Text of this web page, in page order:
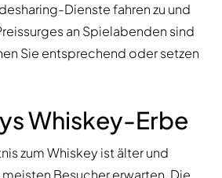
Dienste fahren zu und
an Spielabenden sind
Sie entsprechend oder setzen
Whiskey-Erbe
zum Whiskey ist älter und
Besucher erwarten. Die